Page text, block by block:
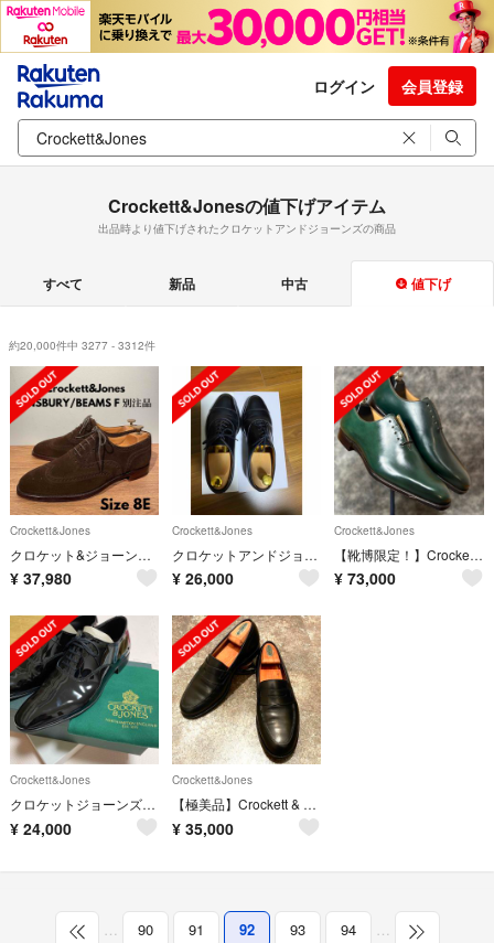
ログイン 会員登録
Crockett&Jonesの値下げアイテム
出品時より値下げされたクロケットアンドジョーンズの商品
すべて 新品 中古 値下げ
約20,000件中 3277 - 3312件
Crockett&Jones
クロケット&ジョーンズ FINSBURY フルブローグ 茶 8E BEAMS F
¥ 37,980
Crockett&Jones
クロケットアンドジョーンズ コノート
¥ 26,000
Crockett&Jones
【靴博限定！】Crockett&Jones Alex Cordovan 7.0E
¥ 73,000
Crockett&Jones
クロケットジョーンズ エナメル
¥ 24,000
Crockett&Jones
【極美品】Crockett & Jones ローファー 8E
¥ 35,000
… 90 91 92 93 94 …